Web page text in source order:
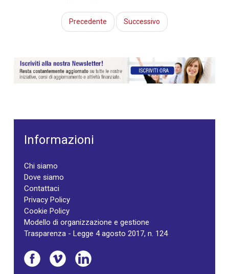
Precedente Successivo
Informazioni
Chi siamo
Dove siamo
Contattaci
Privacy Policy
Cookie Policy
Modello di organizzazione e gestione
Trasparenza - Legge 4 agosto 2017, n. 124